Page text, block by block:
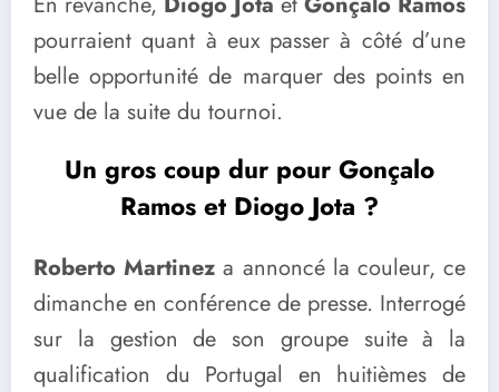
pourraient quant à eux passer à côté d’une
belle opportunité de marquer des points en
vue de la suite du tournoi.
Un gros coup dur pour Gonçalo
Ramos et Diogo Jota ?
Roberto Martinez a annoncé la couleur, ce
dimanche en conférence de presse. Interrogé
sur la gestion de son groupe suite à la
qualification du Portugal en huitièmes de